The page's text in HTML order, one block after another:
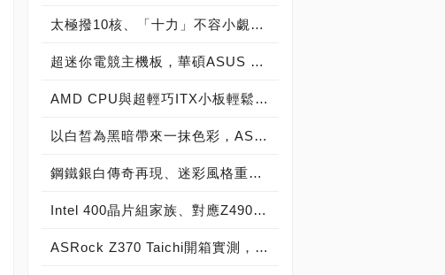
太極撥10核、「十力」不容小覷，ASRock Z490 TAICHI主機板效能測試
超迷你電競主機板，華碩ASUS Z170I PRO GAMING實測開箱！
AMD CPU與超輕巧ITX小板輕鬆配：華碩 ROG STRIX B450-I GAMING ft. Ryzen 3 3300X
以白皙為黑暗帶來一抹色彩，ASUS Prime Z490-A主機板開箱
鋼鐵銀白傳奇再現、迷彩風格重返，ASRock Z490 Steel Legend主機板開箱
Intel 400晶片組家族、對應Z490主機板型號全都露，搭配10代Comet Lake-S處理器必備
ASRock Z370 Taichi開箱實測，記憶體超頻突破4100MHz，與Intel 8代處理器雙雄合璧的「太極」精品！